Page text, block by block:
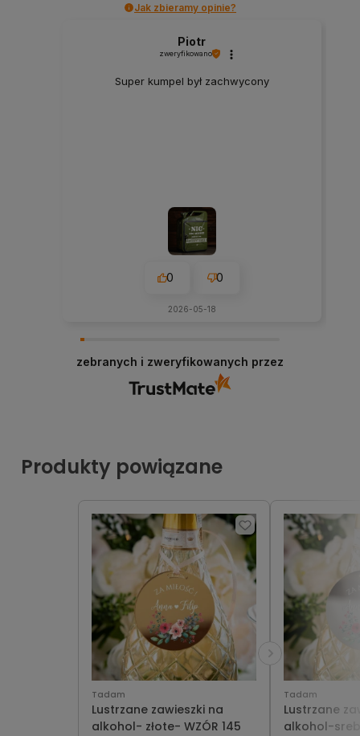
Jak zbieramy opinie?
Piotr
zweryfikowano
Super kumpel był zachwycony
0 0
2026-05-18
zebranych i zweryfikowanych przez
Produkty powiązane
Tadam
Lustrzane zawieszki na
alkohol- złote- WZÓR 145
Tadam
Lustrzane
alkohol-